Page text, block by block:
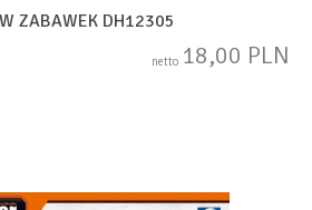
ZABAWEK DH12305
netto 18,00 PLN